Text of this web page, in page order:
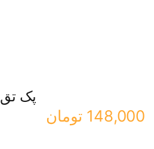
پک تق
148,000 تومان